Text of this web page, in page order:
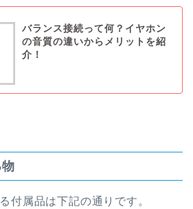
バランス接続って何？イヤホン
の音質の違いからメリットを紹
介！
付属品は下記の通りです。